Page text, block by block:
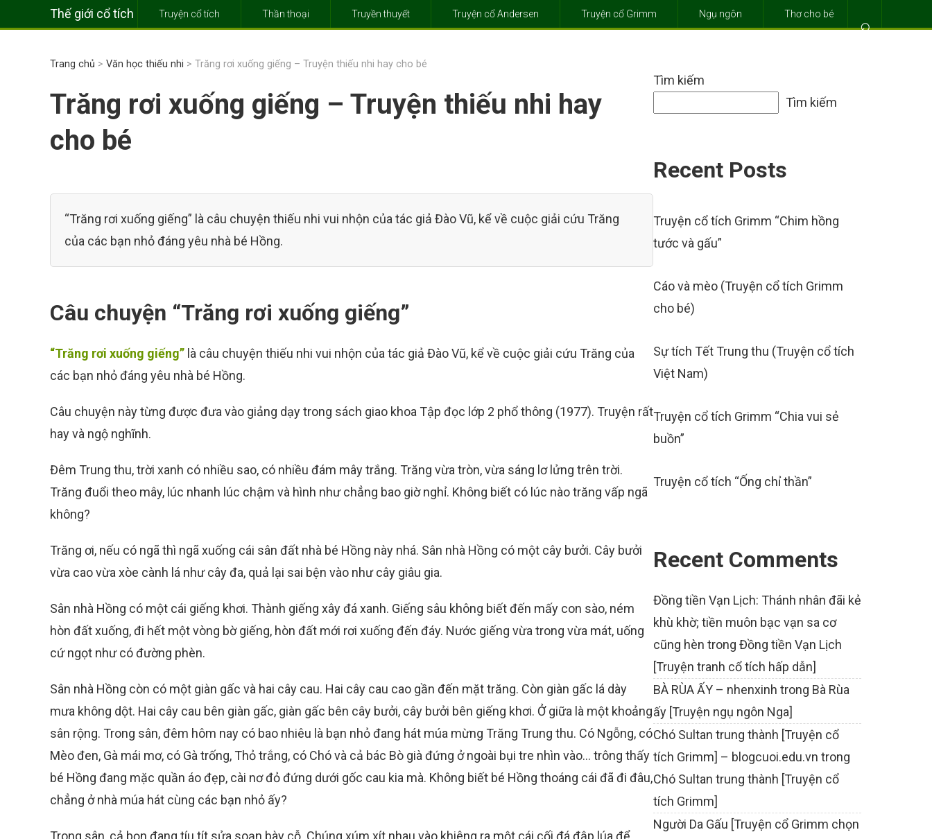
Thế giới cổ tích
⌕
Truyện cổ tích Thần thoại Truyền thuyết Truyện cổ Andersen Truyện cổ Grimm Ngụ ngôn Thơ cho bé
Trang chủ > Văn học thiếu nhi > Trăng rơi xuống giếng – Truyện thiếu nhi hay cho bé
Trăng rơi xuống giếng – Truyện thiếu nhi hay
cho bé
“Trăng rơi xuống giếng” là câu chuyện thiếu nhi vui nhộn của tác giả Đào Vũ, kể về cuộc giải cứu Trăng
của các bạn nhỏ đáng yêu nhà bé Hồng.
Câu chuyện “Trăng rơi xuống giếng”
“Trăng rơi xuống giếng” là câu chuyện thiếu nhi vui nhộn của tác giả Đào Vũ, kể về cuộc giải cứu Trăng của
các bạn nhỏ đáng yêu nhà bé Hồng.
Câu chuyện này từng được đưa vào giảng dạy trong sách giao khoa Tập đọc lớp 2 phổ thông (1977). Truyện rất
hay và ngộ nghĩnh.
Đêm Trung thu, trời xanh có nhiều sao, có nhiều đám mây trắng. Trăng vừa tròn, vừa sáng lơ lửng trên trời.
Trăng đuổi theo mây, lúc nhanh lúc chậm và hình như chẳng bao giờ nghỉ. Không biết có lúc nào trăng vấp ngã
không?
Trăng ơi, nếu có ngã thì ngã xuống cái sân đất nhà bé Hồng này nhá. Sân nhà Hồng có một cây bưởi. Cây bưởi
vừa cao vừa xòe cành lá như cây đa, quả lại sai bện vào như cây giâu gia.
Sân nhà Hồng có một cái giếng khơi. Thành giếng xây đá xanh. Giếng sâu không biết đến mấy con sào, ném
hòn đất xuống, đi hết một vòng bờ giếng, hòn đất mới rơi xuống đến đáy. Nước giếng vừa trong vừa mát, uống
cứ ngọt như có đường phèn.
Sân nhà Hồng còn có một giàn gấc và hai cây cau. Hai cây cau cao gần đến mặt trăng. Còn giàn gấc lá dày
mưa không dột. Hai cây cau bên giàn gấc, giàn gấc bên cây bưởi, cây bưởi bên giếng khơi. Ở giữa là một khoảng
sân rộng. Trong sân, đêm hôm nay có bao nhiêu là bạn nhỏ đang hát múa mừng Trăng Trung thu. Có Ngỗng, có
Mèo đen, Gà mái mơ, có Gà trống, Thỏ trắng, có Chó và cả bác Bò già đứng ở ngoài bụi tre nhìn vào… trông thấy
bé Hồng đang mặc quần áo đẹp, cài nơ đỏ đứng dưới gốc cau kia mà. Không biết bé Hồng thoáng cái đã đi đâu,
chẳng ở nhà múa hát cùng các bạn nhỏ ấy?
Trong sân, cả bọn đang tíu tít sửa soạn bày cỗ. Chúng xúm xít nhau vào khiêng ra một cái cối đá đập lúa để
Tìm kiếm
Tìm kiếm
Recent Posts
Truyện cổ tích Grimm “Chim hồng
tước và gấu”
Cáo và mèo (Truyện cổ tích Grimm
cho bé)
Sự tích Tết Trung thu (Truyện cổ tích
Việt Nam)
Truyện cổ tích Grimm “Chia vui sẻ
buồn”
Truyện cổ tích “Ống chỉ thần”
Recent Comments
Đồng tiền Vạn Lịch: Thánh nhân đãi kẻ
khù khờ; tiền muôn bạc vạn sa cơ
cũng hèn trong Đồng tiền Vạn Lịch
[Truyện tranh cổ tích hấp dẫn]
BÀ RÙA ẤY – nhenxinh trong Bà Rùa
ấy [Truyện ngụ ngôn Nga]
Chó Sultan trung thành [Truyện cổ
tích Grimm] – blogcuoi.edu.vn trong
Chó Sultan trung thành [Truyện cổ
tích Grimm]
Người Da Gấu [Truyện cổ Grimm chọn